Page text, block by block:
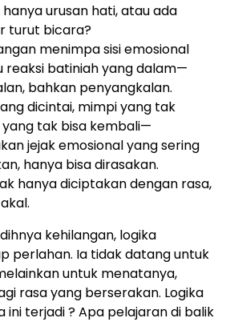
urusan hati, atau ada
turut bicara?
menimpa sisi emosional
reaksi batiniah yang dalam—
bahkan penyangkalan.
dicintai, mimpi yang tak
tak bisa kembali—
jejak emosional yang sering
hanya bisa dirasakan.
hanya diciptakan dengan rasa,
kehilangan, logika
perlahan. Ia tidak datang untuk
untuk menatanya,
rasa yang berserakan. Logika
terjadi ? Apa pelajaran di balik